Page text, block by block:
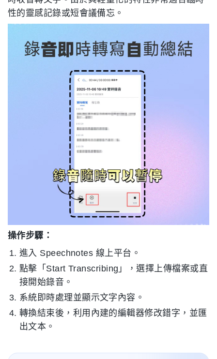
性的靈感記錄或短會議備忘。
操作步驟：
進入 Speechnotes 線上平台。
點擊「Start Transcribing」，選擇上傳檔案或直
接開始錄音。
系統即時處理並顯示文字內容。
轉換結束後，利用內建的編輯器修改錯字，並匯
出文本。